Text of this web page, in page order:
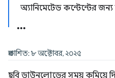
অ্যানিমেটেড কন্টেন্টের
প্রকাশিত: ৮ অক্টোবর, ২০২৫
ছবি ডাউনলোডের সময় কমিয়ে